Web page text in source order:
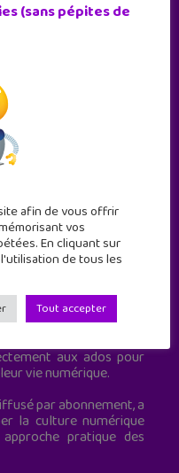
de culture numérique
aux ados pour
vie numérique.
par abonnement, a
la culture numérique
pratique des
(sans pépites de
afin de vous offrir
vos
En cliquant sur
de tous les
Tout accepter